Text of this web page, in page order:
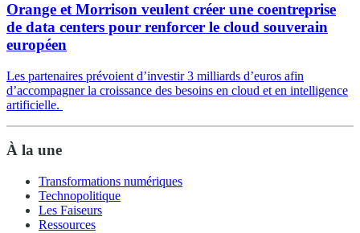
Orange et Morrison veulent créer une coentreprise
de data centers pour renforcer le cloud souverain
européen
Les partenaires prévoient d’investir 3 milliards d’euros afin
d’accompagner la croissance des besoins en cloud et en intelligence
artificielle.
À la une
Transformations numériques
Technopolitique
Les Faiseurs
Ressources